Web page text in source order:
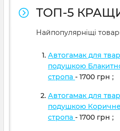
ТОП-5
Найпопулярніщі
Автогамак для
подушкою
стропа - 1700 грн ;
Автогамак для
подушкою
стропа - 1700 грн ;